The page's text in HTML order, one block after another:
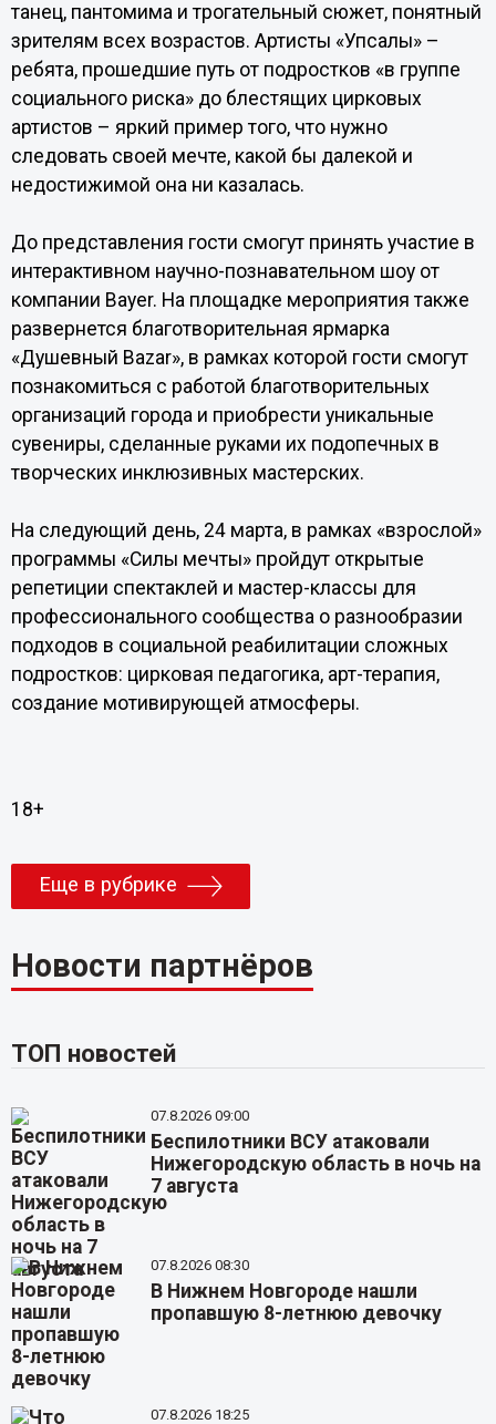
танец, пантомима и трогательный сюжет, понятный
зрителям всех возрастов. Артисты «Упсалы» –
ребята, прошедшие путь от подростков «в группе
социального риска» до блестящих цирковых
артистов – яркий пример того, что нужно
следовать своей мечте, какой бы далекой и
недостижимой она ни казалась.
До представления гости смогут принять участие в
интерактивном научно-познавательном шоу от
компании Bayer. На площадке мероприятия также
развернется благотворительная ярмарка
«Душевный Bazar», в рамках которой гости смогут
познакомиться с работой благотворительных
организаций города и приобрести уникальные
сувениры, сделанные руками их подопечных в
творческих инклюзивных мастерских.
На следующий день, 24 марта, в рамках «взрослой»
программы «Силы мечты» пройдут открытые
репетиции спектаклей и мастер-классы для
профессионального сообщества о разнообразии
подходов в социальной реабилитации сложных
подростков: цирковая педагогика, арт-терапия,
создание мотивирующей атмосферы.
18+
Еще в рубрике
Новости партнёров
ТОП новостей
07.8.2026 09:00
Беспилотники ВСУ атаковали
Нижегородскую область в ночь на
7 августа
07.8.2026 08:30
В Нижнем Новгороде нашли
пропавшую 8-летнюю девочку
07.8.2026 18:25